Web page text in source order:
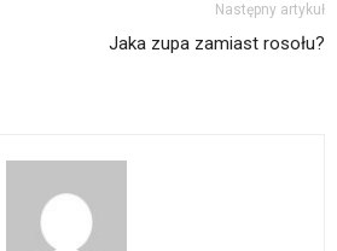
Następny artykuł
Jaka zupa zamiast rosołu?